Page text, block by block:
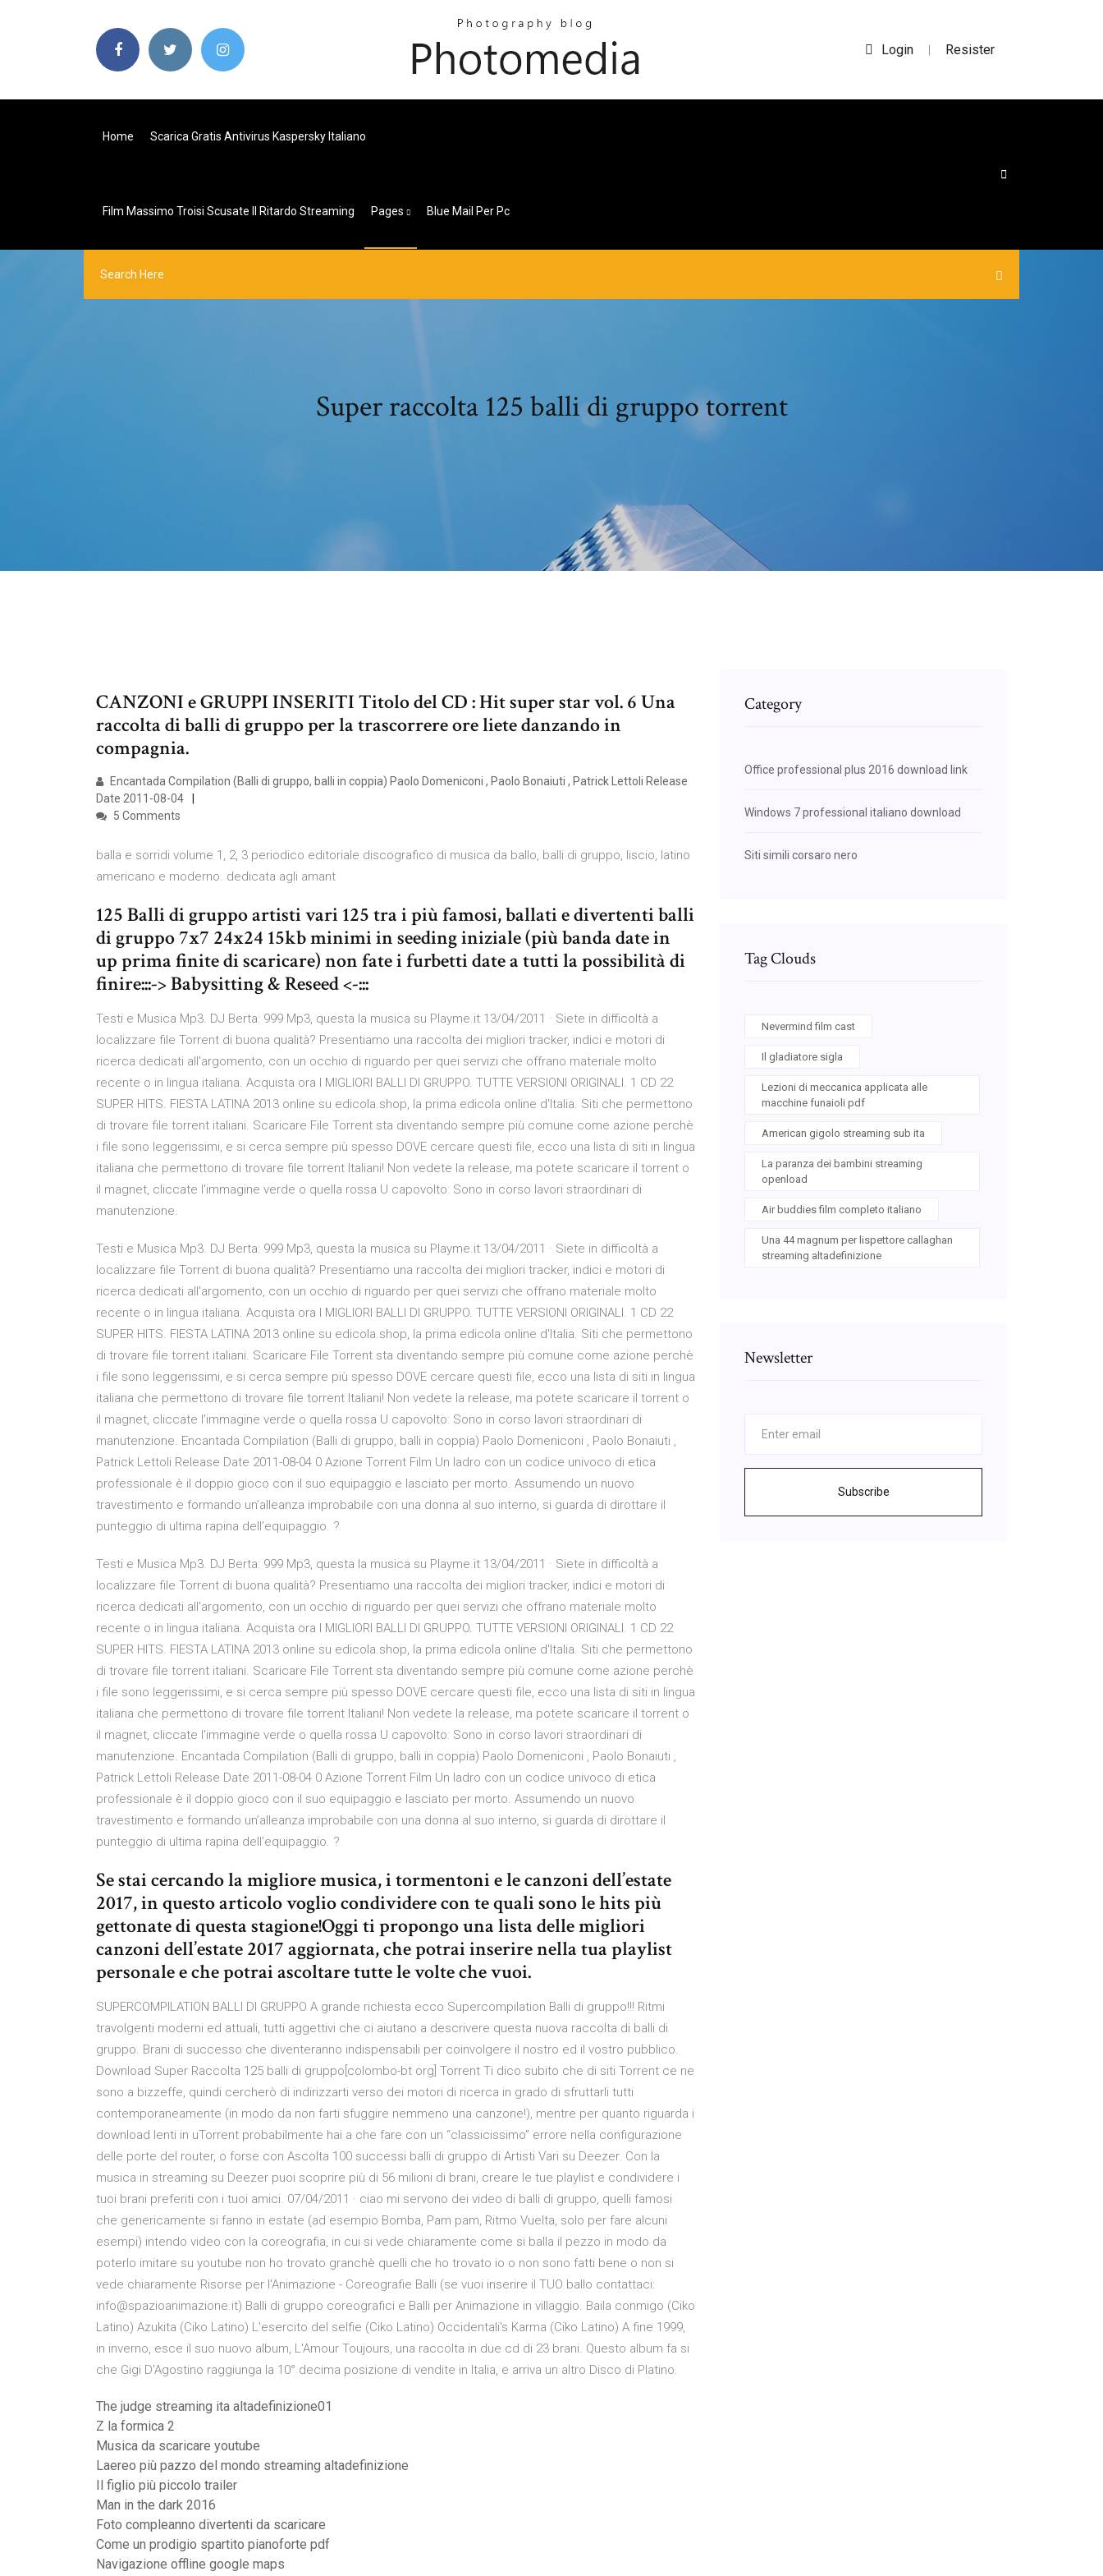
Login | Resister
Home Scarica Gratis Antivirus Kaspersky Italiano
Film Massimo Troisi Scusate Il Ritardo Streaming Pages Blue Mail Per Pc
Super raccolta 125 balli di gruppo torrent
CANZONI e GRUPPI INSERITI Titolo del CD : Hit super star vol. 6 Una
raccolta di balli di gruppo per la trascorrere ore liete danzando in
compagnia.
Encantada Compilation (Balli di gruppo, balli in coppia) Paolo Domeniconi , Paolo Bonaiuti , Patrick Lettoli Release
Date 2011-08-04
5 Comments
balla e sorridi volume 1, 2, 3 periodico editoriale discografico di musica da ballo, balli di gruppo, liscio, latino
americano e moderno. dedicata agli amant
125 Balli di gruppo artisti vari 125 tra i più famosi, ballati e divertenti balli
di gruppo 7x7 24x24 15kb minimi in seeding iniziale (più banda date in
up prima finite di scaricare) non fate i furbetti date a tutti la possibilità di
finire:::-> Babysitting & Reseed <-:::
Testi e Musica Mp3. DJ Berta: 999 Mp3, questa la musica su Playme.it 13/04/2011 · Siete in difficoltà a
localizzare file Torrent di buona qualità? Presentiamo una raccolta dei migliori tracker, indici e motori di
ricerca dedicati all'argomento, con un occhio di riguardo per quei servizi che offrano materiale molto
recente o in lingua italiana. Acquista ora I MIGLIORI BALLI DI GRUPPO. TUTTE VERSIONI ORIGINALI. 1 CD 22
SUPER HITS. FIESTA LATINA 2013 online su edicola.shop, la prima edicola online d'Italia. Siti che permettono
di trovare file torrent italiani. Scaricare File Torrent sta diventando sempre più comune come azione perchè
i file sono leggerissimi, e si cerca sempre più spesso DOVE cercare questi file, ecco una lista di siti in lingua
italiana che permettono di trovare file torrent Italiani! Non vedete la release, ma potete scaricare il torrent o
il magnet, cliccate l'immagine verde o quella rossa U capovolto: Sono in corso lavori straordinari di
manutenzione.
Testi e Musica Mp3. DJ Berta: 999 Mp3, questa la musica su Playme.it 13/04/2011 · Siete in difficoltà a
localizzare file Torrent di buona qualità? Presentiamo una raccolta dei migliori tracker, indici e motori di
ricerca dedicati all'argomento, con un occhio di riguardo per quei servizi che offrano materiale molto
recente o in lingua italiana. Acquista ora I MIGLIORI BALLI DI GRUPPO. TUTTE VERSIONI ORIGINALI. 1 CD 22
SUPER HITS. FIESTA LATINA 2013 online su edicola.shop, la prima edicola online d'Italia. Siti che permettono
di trovare file torrent italiani. Scaricare File Torrent sta diventando sempre più comune come azione perchè
i file sono leggerissimi, e si cerca sempre più spesso DOVE cercare questi file, ecco una lista di siti in lingua
italiana che permettono di trovare file torrent Italiani! Non vedete la release, ma potete scaricare il torrent o
il magnet, cliccate l'immagine verde o quella rossa U capovolto: Sono in corso lavori straordinari di
manutenzione. Encantada Compilation (Balli di gruppo, balli in coppia) Paolo Domeniconi , Paolo Bonaiuti ,
Patrick Lettoli Release Date 2011-08-04 0 Azione Torrent Film Un ladro con un codice univoco di etica
professionale è il doppio gioco con il suo equipaggio e lasciato per morto. Assumendo un nuovo
travestimento e formando un’alleanza improbabile con una donna al suo interno, si guarda di dirottare il
punteggio di ultima rapina dell’equipaggio. ?
Testi e Musica Mp3. DJ Berta: 999 Mp3, questa la musica su Playme.it 13/04/2011 · Siete in difficoltà a
localizzare file Torrent di buona qualità? Presentiamo una raccolta dei migliori tracker, indici e motori di
ricerca dedicati all'argomento, con un occhio di riguardo per quei servizi che offrano materiale molto
recente o in lingua italiana. Acquista ora I MIGLIORI BALLI DI GRUPPO. TUTTE VERSIONI ORIGINALI. 1 CD 22
SUPER HITS. FIESTA LATINA 2013 online su edicola.shop, la prima edicola online d'Italia. Siti che permettono
di trovare file torrent italiani. Scaricare File Torrent sta diventando sempre più comune come azione perchè
i file sono leggerissimi, e si cerca sempre più spesso DOVE cercare questi file, ecco una lista di siti in lingua
italiana che permettono di trovare file torrent Italiani! Non vedete la release, ma potete scaricare il torrent o
il magnet, cliccate l'immagine verde o quella rossa U capovolto: Sono in corso lavori straordinari di
manutenzione. Encantada Compilation (Balli di gruppo, balli in coppia) Paolo Domeniconi , Paolo Bonaiuti ,
Patrick Lettoli Release Date 2011-08-04 0 Azione Torrent Film Un ladro con un codice univoco di etica
professionale è il doppio gioco con il suo equipaggio e lasciato per morto. Assumendo un nuovo
travestimento e formando un’alleanza improbabile con una donna al suo interno, si guarda di dirottare il
punteggio di ultima rapina dell’equipaggio. ?
Se stai cercando la migliore musica, i tormentoni e le canzoni dell’estate
2017, in questo articolo voglio condividere con te quali sono le hits più
gettonate di questa stagione!Oggi ti propongo una lista delle migliori
canzoni dell’estate 2017 aggiornata, che potrai inserire nella tua playlist
personale e che potrai ascoltare tutte le volte che vuoi.
SUPERCOMPILATION BALLI DI GRUPPO A grande richiesta ecco Supercompilation Balli di gruppo!!! Ritmi
travolgenti moderni ed attuali, tutti aggettivi che ci aiutano a descrivere questa nuova raccolta di balli di
gruppo. Brani di successo che diventeranno indispensabili per coinvolgere il nostro ed il vostro pubblico.
Download Super Raccolta 125 balli di gruppo[colombo-bt org] Torrent Ti dico subito che di siti Torrent ce ne
sono a bizzeffe, quindi cercherò di indirizzarti verso dei motori di ricerca in grado di sfruttarli tutti
contemporaneamente (in modo da non farti sfuggire nemmeno una canzone!), mentre per quanto riguarda i
download lenti in uTorrent probabilmente hai a che fare con un “classicissimo” errore nella configurazione
delle porte del router, o forse con Ascolta 100 successi balli di gruppo di Artisti Vari su Deezer. Con la
musica in streaming su Deezer puoi scoprire più di 56 milioni di brani, creare le tue playlist e condividere i
tuoi brani preferiti con i tuoi amici. 07/04/2011 · ciao mi servono dei video di balli di gruppo, quelli famosi
che genericamente si fanno in estate (ad esempio Bomba, Pam pam, Ritmo Vuelta, solo per fare alcuni
esempi) intendo video con la coreografia, in cui si vede chiaramente come si balla il pezzo in modo da
poterlo imitare su youtube non ho trovato granchè quelli che ho trovato io o non sono fatti bene o non si
vede chiaramente Risorse per l'Animazione - Coreografie Balli (se vuoi inserire il TUO ballo contattaci:
info@spazioanimazione.it) Balli di gruppo coreografici e Balli per Animazione in villaggio. Baila conmigo (Ciko
Latino) Azukita (Ciko Latino) L'esercito del selfie (Ciko Latino) Occidentali's Karma (Ciko Latino) A fine 1999,
in inverno, esce il suo nuovo album, L'Amour Toujours, una raccolta in due cd di 23 brani. Questo album fa si
che Gigi D'Agostino raggiunga la 10° decima posizione di vendite in Italia, e arriva un altro Disco di Platino.
The judge streaming ita altadefinizione01
Z la formica 2
Musica da scaricare youtube
Laereo più pazzo del mondo streaming altadefinizione
Il figlio più piccolo trailer
Man in the dark 2016
Foto compleanno divertenti da scaricare
Come un prodigio spartito pianoforte pdf
Navigazione offline google maps
Category
Office professional plus 2016 download link
Windows 7 professional italiano download
Siti simili corsaro nero
Tag Clouds
Nevermind film cast
Il gladiatore sigla
Lezioni di meccanica applicata alle
macchine funaioli pdf
American gigolo streaming sub ita
La paranza dei bambini streaming
openload
Air buddies film completo italiano
Una 44 magnum per lispettore callaghan
streaming altadefinizione
Newsletter
Subscribe